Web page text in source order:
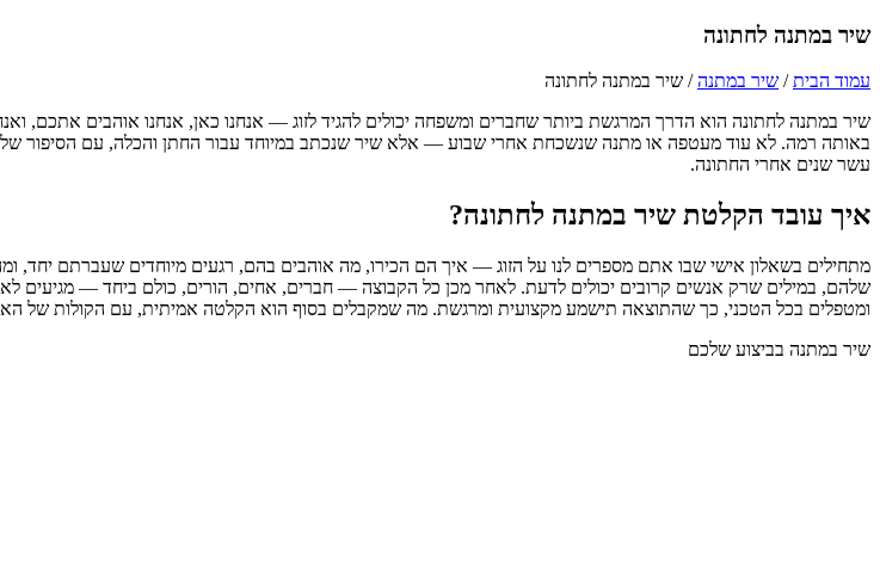
שיר במתנה לחתונה
עמוד הבית/ שיר במתנה/ שיר במתנה לחתונה
שיר במתנה לחתונה הוא הדרך המרגשת ביותר שחברים ומשפחה יכולים להגיד לזוג — אנחנו כאן, אנחנו אוהבים אתכם,
באותה רמה. לא עוד מעטפה או מתנה שנשכחת אחרי שבוע — אלא שיר שנכתב במיוחד עבור החתן והכלה, עם הסיפור
עשר שנים אחרי החתונה.
איך עובד הקלטת שיר במתנה לחתונה?
מתחילים בשאלון אישי שבו אתם מספרים לנו על הזוג — איך הם הכירו, מה אוהבים בהם, רגעים מיוחדים שעברתם יחד,
שלהם, במילים שרק אנשים קרובים יכולים לדעת. לאחר מכן כל הקבוצה — חברים, אחים, הורים, כולם ביחד — מגיעים
ומטפלים בכל הטכני, כך שהתוצאה תישמע מקצועית ומרגשת. מה שמקבלים בסוף הוא הקלטה אמיתית, עם הקולות של
שיר במתנה בביצוע שלכם